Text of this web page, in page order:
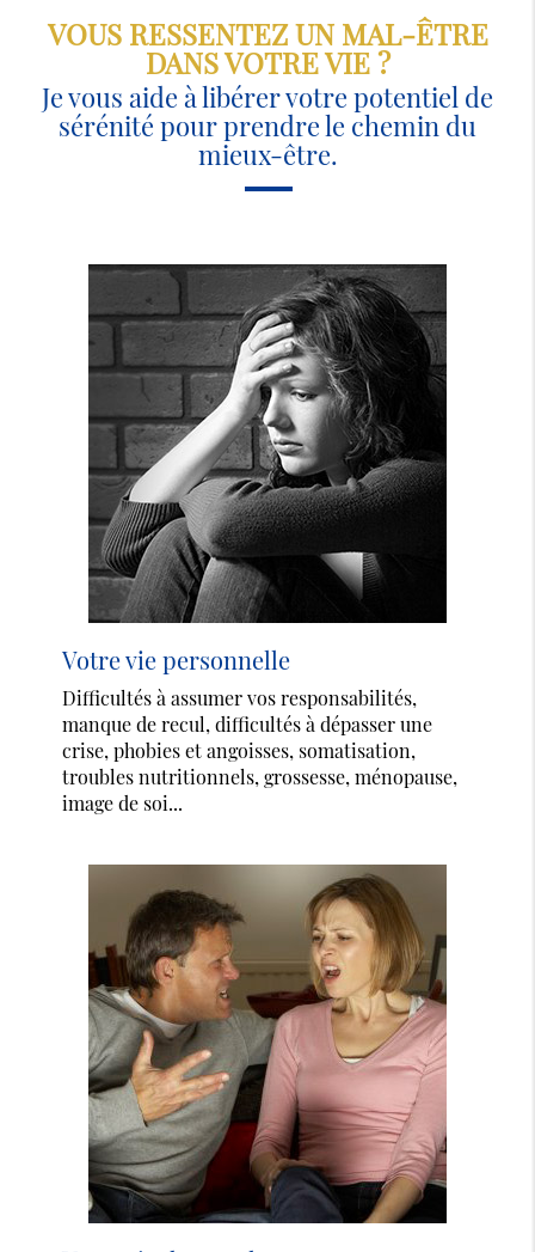
VOUS RESSENTEZ UN MAL-ÊTRE
DANS VOTRE VIE ?
Je vous aide à libérer votre potentiel de
sérénité pour prendre le chemin du
mieux-être.
Votre vie personnelle
Difficultés à assumer vos responsabilités,
manque de recul, difficultés à dépasser une
crise, phobies et angoisses, somatisation,
troubles nutritionnels, grossesse, ménopause,
image de soi...